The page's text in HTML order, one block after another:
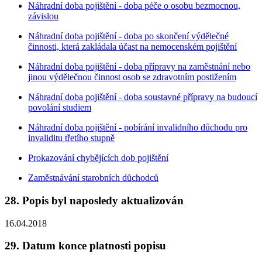
Náhradní doba pojištění - doba péče o osobu bezmocnou,
závislou
Náhradní doba pojištění - doba po skončení výdělečné
činnosti, která zakládala účast na nemocenském pojištění
Náhradní doba pojištění - doba přípravy na zaměstnání nebo
jinou výdělečnou činnost osob se zdravotním postižením
Náhradní doba pojištění - doba soustavné přípravy na budoucí
povolání studiem
Náhradní doba pojištění - pobírání invalidního důchodu pro
invaliditu třetího stupně
Prokazování chybějících dob pojištění
Zaměstnávání starobních důchodců
28. Popis byl naposledy aktualizován
16.04.2018
29. Datum konce platnosti popisu